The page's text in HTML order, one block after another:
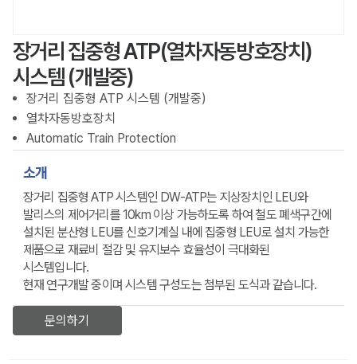
장거리 집중형 ATP(열차자동방호장치)
시스템 (개발중)
장거리 집중형 ATP 시스템 (개발중)
열차자동방호장치
Automatic Train Protection
소개
장거리 집중형 ATP 시스템인 DW-ATP는 지상장치인 LEU와
발리스의 제어거리를 10km 이상 가능하도록 하여 철도 폐색구간에
설치된 분산형 LEU를 신호기계실 내에 집중형 LEU로 설치 가능한
제품으로 재료비 절감 및 유지보수 효율성이 극대화된
시스템입니다.
현재 연구개발 중이며 시스템 구성도는 첨부된 도식과 같습니다.
문의하기